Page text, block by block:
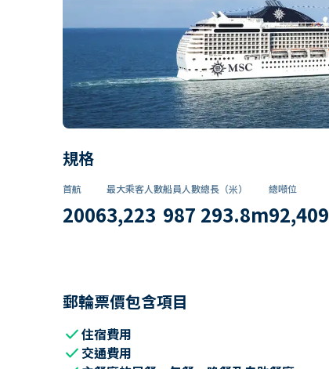
規格
首航
2006
最大乘客人數
3,223
船員人數
987
總長（米）
293.8m
總噸位
92,409
郵輪票價包含項目
check住宿費用
check 交通費用